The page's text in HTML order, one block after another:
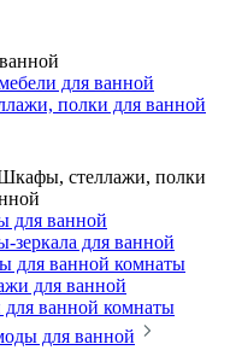
для ванной
полки для ванной
стеллажи, полки
для ванной
для ванной
для ванной комнаты
для ванной
ванной комнаты
для ванной